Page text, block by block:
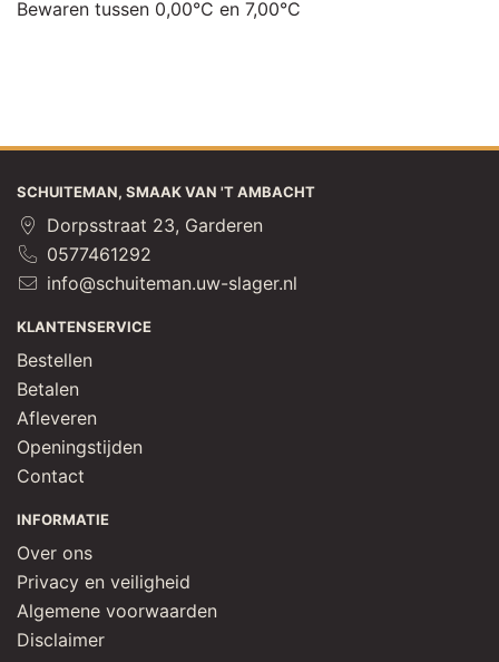
eiwithydrolysaat (SOJA), maltodextrine, uigranulaat,
E385, zuurteregelaar: E509, zoetstof: E954, E959,
kleurstof: E101], pitabrood 43% [TARWEbloem
[TARWEbloem (GLUTEN), TARWEmoutmeel (GLUTEN),
enzym (TARWE), meelverbeteraar: E300], water, gist,
zout, broodverbeteraar [weipoeder (LACTOSE, MELK),
dextrose, TARWEGLUTEN, SOJAbloem, weieiwit
raapzaad], glucosestroop, MELKeiwit, enzym (TARWE),
meelverbeteraar: E300, E920], rijstbloem]
Bewaren tussen 0,00°C en 7,00°C
SCHUITEMAN, SMAAK VAN 'T AMBACHT
Dorpsstraat 23, Garderen
0577461292
info@schuiteman.uw-slager.nl
KLANTENSERVICE
Bestellen
Betalen
Afleveren
Openingstijden
Contact
INFORMATIE
Over ons
Privacy en veiligheid
Algemene voorwaarden
Disclaimer